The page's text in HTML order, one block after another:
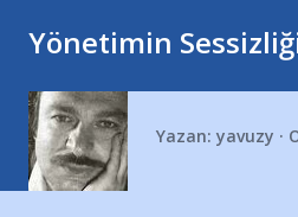
Yönetimin
Yazan: yavuzy